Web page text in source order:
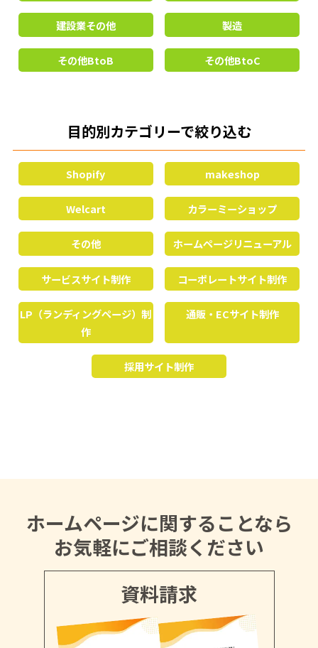
建設業その他 製造
その他BtoB その他BtoC
目的別カテゴリーで絞り込む
Shopify makeshop
Welcart カラーミーショップ
その他 ホームページリニューアル
サービスサイト制作 コーポレートサイト制作
LP（ランディングページ）制
作
通販・ECサイト制作
採用サイト制作
ホームページに関することなら
お気軽にご相談ください
資料請求